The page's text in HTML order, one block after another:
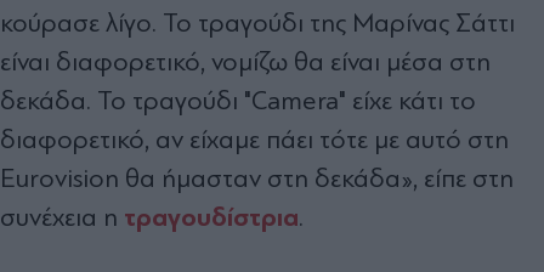
κούρασε λίγο. Το τραγούδι της Μαρίνας Σάττι
είναι διαφορετικό, νομίζω θα είναι μέσα στη
δεκάδα. Το τραγούδι "Camera" είχε κάτι το
διαφορετικό, αν είχαμε πάει τότε με αυτό στη
Eurovision θα ήμασταν στη δεκάδα», είπε στη
συνέχεια η τραγουδίστρια.